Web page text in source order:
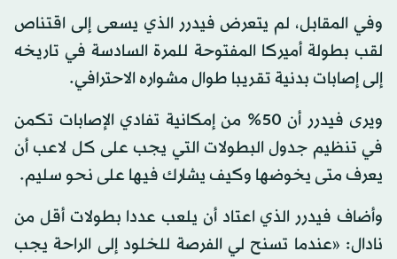
وفي المقابل، لم يتعرض فيدرر الذي يسعى إلى اقتناص
لقب بطولة أميركا المفتوحة للمرة السادسة في تاريخه
إلى إصابات بدنية تقريبا طوال مشواره الاحترافي.
ويرى فيدرر أن 50% من إمكانية تفادي الإصابات تكمن
في تنظيم جدول البطولات التي يجب على كل لاعب أن
يعرف متى يخوضها وكيف يشارك فيها على نحو سليم.
وأضاف فيدرر الذي اعتاد أن يلعب عددا بطولات أقل من
نادال: «عندما تسنح لي الفرصة للخلود إلى الراحة يجب